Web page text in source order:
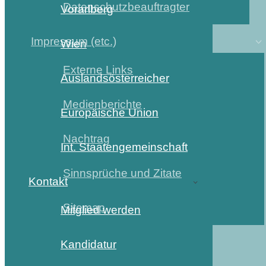
Datenschutzbeauftragter
Impressum (etc.)
Externe Links
Medienberichte
Nachtrag
Sinnsprüche und Zitate
Sitemap
Vorarlberg
Wien
Auslandsösterreicher
Europäische Union
Int. Staatengemeinschaft
Kontakt
Mitglied werden
Kandidatur